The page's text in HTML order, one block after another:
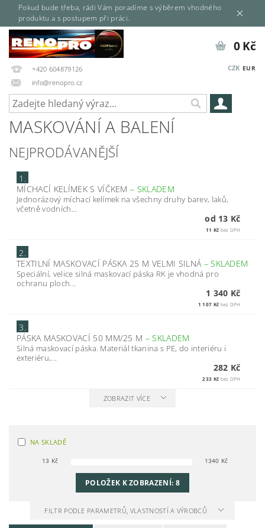
Pokud bude třeba, rádi Vám poradíme s výběrem vhodného
produktu a s postupem při práci.
+420 604879126
info@renopro.cz
CZK EUR
0 Kč
MASKOVÁNÍ A BALENÍ
NEJPRODÁVANĚJŠÍ
1.
MÍCHACÍ KELÍMEK S VÍČKEM– SKLADEM
Jednorázový míchací kelímek na všechny druhy barev, laků,
včetně vodních...
od 13 Kč
11 Kč bez DPH
2.
TEXTILNÍ MASKOVACÍ PÁSKA 25 M VELMI SILNÁ – SKLADEM
Speciální, velice silná maskovací páska RK je vhodná pro
ochranu ploch...
1 340 Kč
1 107 Kč bez DPH
3.
PÁSKA MASKOVACÍ 50 MM/25 M – SKLADEM
Silná maskovací páska. Materiál tkanina s PE, do interiéru i
exteriéru,...
282 Kč
233 Kč bez DPH
ZOBRAZIT VÍCE
NA SKLADĚ
13 Kč 1340 Kč
POLOŽEK K ZOBRAZENÍ: 8
FILTR PODLE PARAMETRŮ, VLASTNOSTÍ A VÝROBCŮ